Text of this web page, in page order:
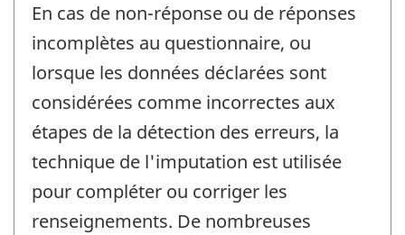
En cas de non-réponse ou de réponses
incomplètes au questionnaire, ou
lorsque les données déclarées sont
considérées comme incorrectes aux
étapes de la détection des erreurs, la
technique de l'imputation est utilisée
pour compléter ou corriger les
renseignements. De nombreuses